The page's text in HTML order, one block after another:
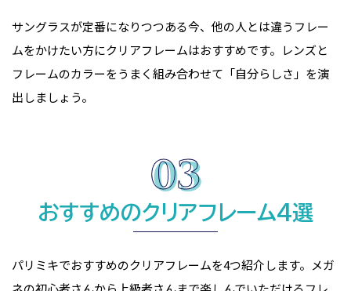
サングラスが定番になりつつある今、他の人とは違うフレー
ムをかけたい方にクリアフレームはおすすめです。レンズと
フレームのカラーをうまく組み合わせて「自分らしさ」を演
出しましょう。
おすすめのクリアフレーム4選
パリミキでおすすめのクリアフレームを4つ紹介します。メガ